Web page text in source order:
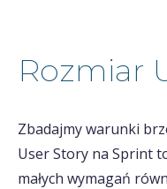
Rozmiar
Zbadajmy warunki
User Story na Sprint
małych wymagań